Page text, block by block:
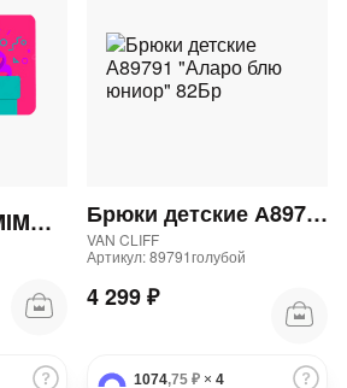
Сертификат MIMIMODA 5000 р. Брюки детские А89791 "Аларо блю юниор" 82Бр
VAN CLIFF
Артикул: 89791голубой
4 299 ₽
1074,75 ₽ × 4